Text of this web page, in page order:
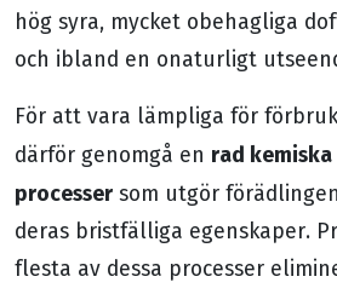
hög syra, mycket obehagliga
och ibland en onaturligt
För att vara lämpliga för
därför genomgå en rad
processer som utgör
deras bristfälliga egenskaper.
flesta av dessa processer